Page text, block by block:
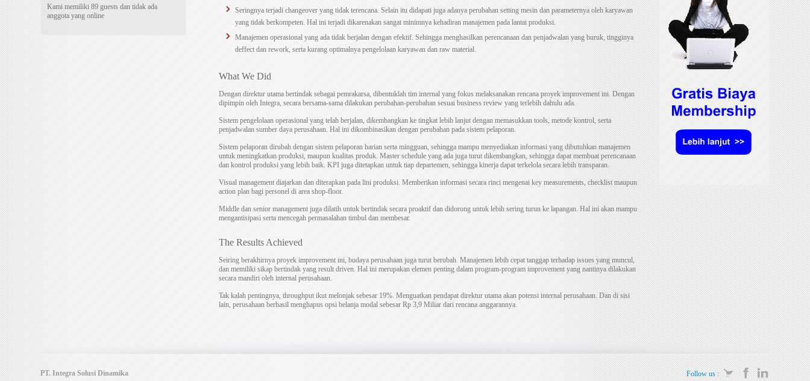
Kami memiliki 89 guests dan tidak ada
anggota yang online
Seringnya terjadi changeover yang tidak terencana. Selain itu didapati juga adanya perubahan setting mesin dan parameternya oleh karyawan
yang tidak berkompeten. Hal ini terjadi dikarenakan sangat minimnya kehadiran manajemen pada lantai produksi.
Manajemen operasional yang ada tidak berjalan dengan efektif. Sehingga menghasilkan perencanaan dan penjadwalan yang buruk, tingginya
deffect dan rework, serta kurang optimalnya pengelolaan karyawan dan raw material.
What We Did
Dengan direktur utama bertindak sebagai pemrakarsa, dibentuklah tim internal yang fokus melaksanakan rencana proyek improvement ini. Dengan
dipimpin oleh Integra, secara bersama-sama dilakukan perubahan-perubahan sesuai business review yang terlebih dahulu ada.
Sistem pengelolaan operasional yang telah berjalan, dikembangkan ke tingkat lebih lanjut dengan memasukkan tools, metode kontrol, serta
penjadwalan sumber daya perusahaan. Hal ini dikombinasikan dengan perubahan pada sistem pelaporan.
Sistem pelaporan dirubah dengan sistem pelaporan harian serta mingguan, sehingga mampu menyediakan informasi yang dibutuhkan manajemen
untuk meningkatkan produksi, maupun kualitas produk. Master schedule yang ada juga turut dikembangkan, sehingga dapat membuat perencanaan
dan kontrol produksi yang lebih baik. KPI juga ditetapkan untuk tiap departemen, sehingga kinerja dapat terkelola secara lebih transparan.
Visual management diajarkan dan diterapkan pada lini produksi. Memberikan informasi secara rinci mengenai key measurements, checklist maupun
action plan bagi personel di area shop-floor.
Middle dan senior management juga dilatih untuk bertindak secara proaktif dan didorong untuk lebih sering turun ke lapangan. Hal ini akan mampu
mengantisipasi serta mencegah permasalahan timbul dan membesar.
The Results Achieved
Seiring berakhirnya proyek improvement ini, budaya perusahaan juga turut berubah. Manajemen lebih cepat tanggap terhadap issues yang muncul,
dan memiliki sikap bertindak yang result driven. Hal ini merupakan elemen penting dalam program-program improvement yang nantinya dilakukan
secara mandiri oleh internal perusahaan.
Tak kalah pentingnya, throughput ikut melonjak sebesar 19%. Menguatkan pendapat direktur utama akan potensi internal perusahaan. Dan di sisi
lain, perusahaan berhasil menghapus opsi belanja modal sebesar Rp 3,9 Miliar dari rencana anggarannya.
Follow us :
PT. Integra Solusi Dinamika